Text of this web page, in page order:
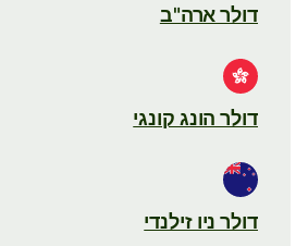
דולר ארה"ב
דולר הונג קונגי
דולר ניו זילנדי